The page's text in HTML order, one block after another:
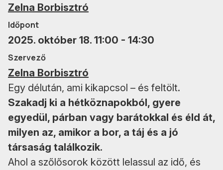
Zelna Borbisztró
Időpont
2025. október 18. 11:00 - 14:30
Szervező
Zelna Borbisztró
Egy délután, ami kikapcsol – és feltölt.
Szakadj ki a hétköznapokból, gyere
egyedül, párban vagy barátokkal és éld át,
milyen az, amikor a bor, a táj és a jó
társaság találkozik.
Ahol a szőlősorok között lelassul az idő, és